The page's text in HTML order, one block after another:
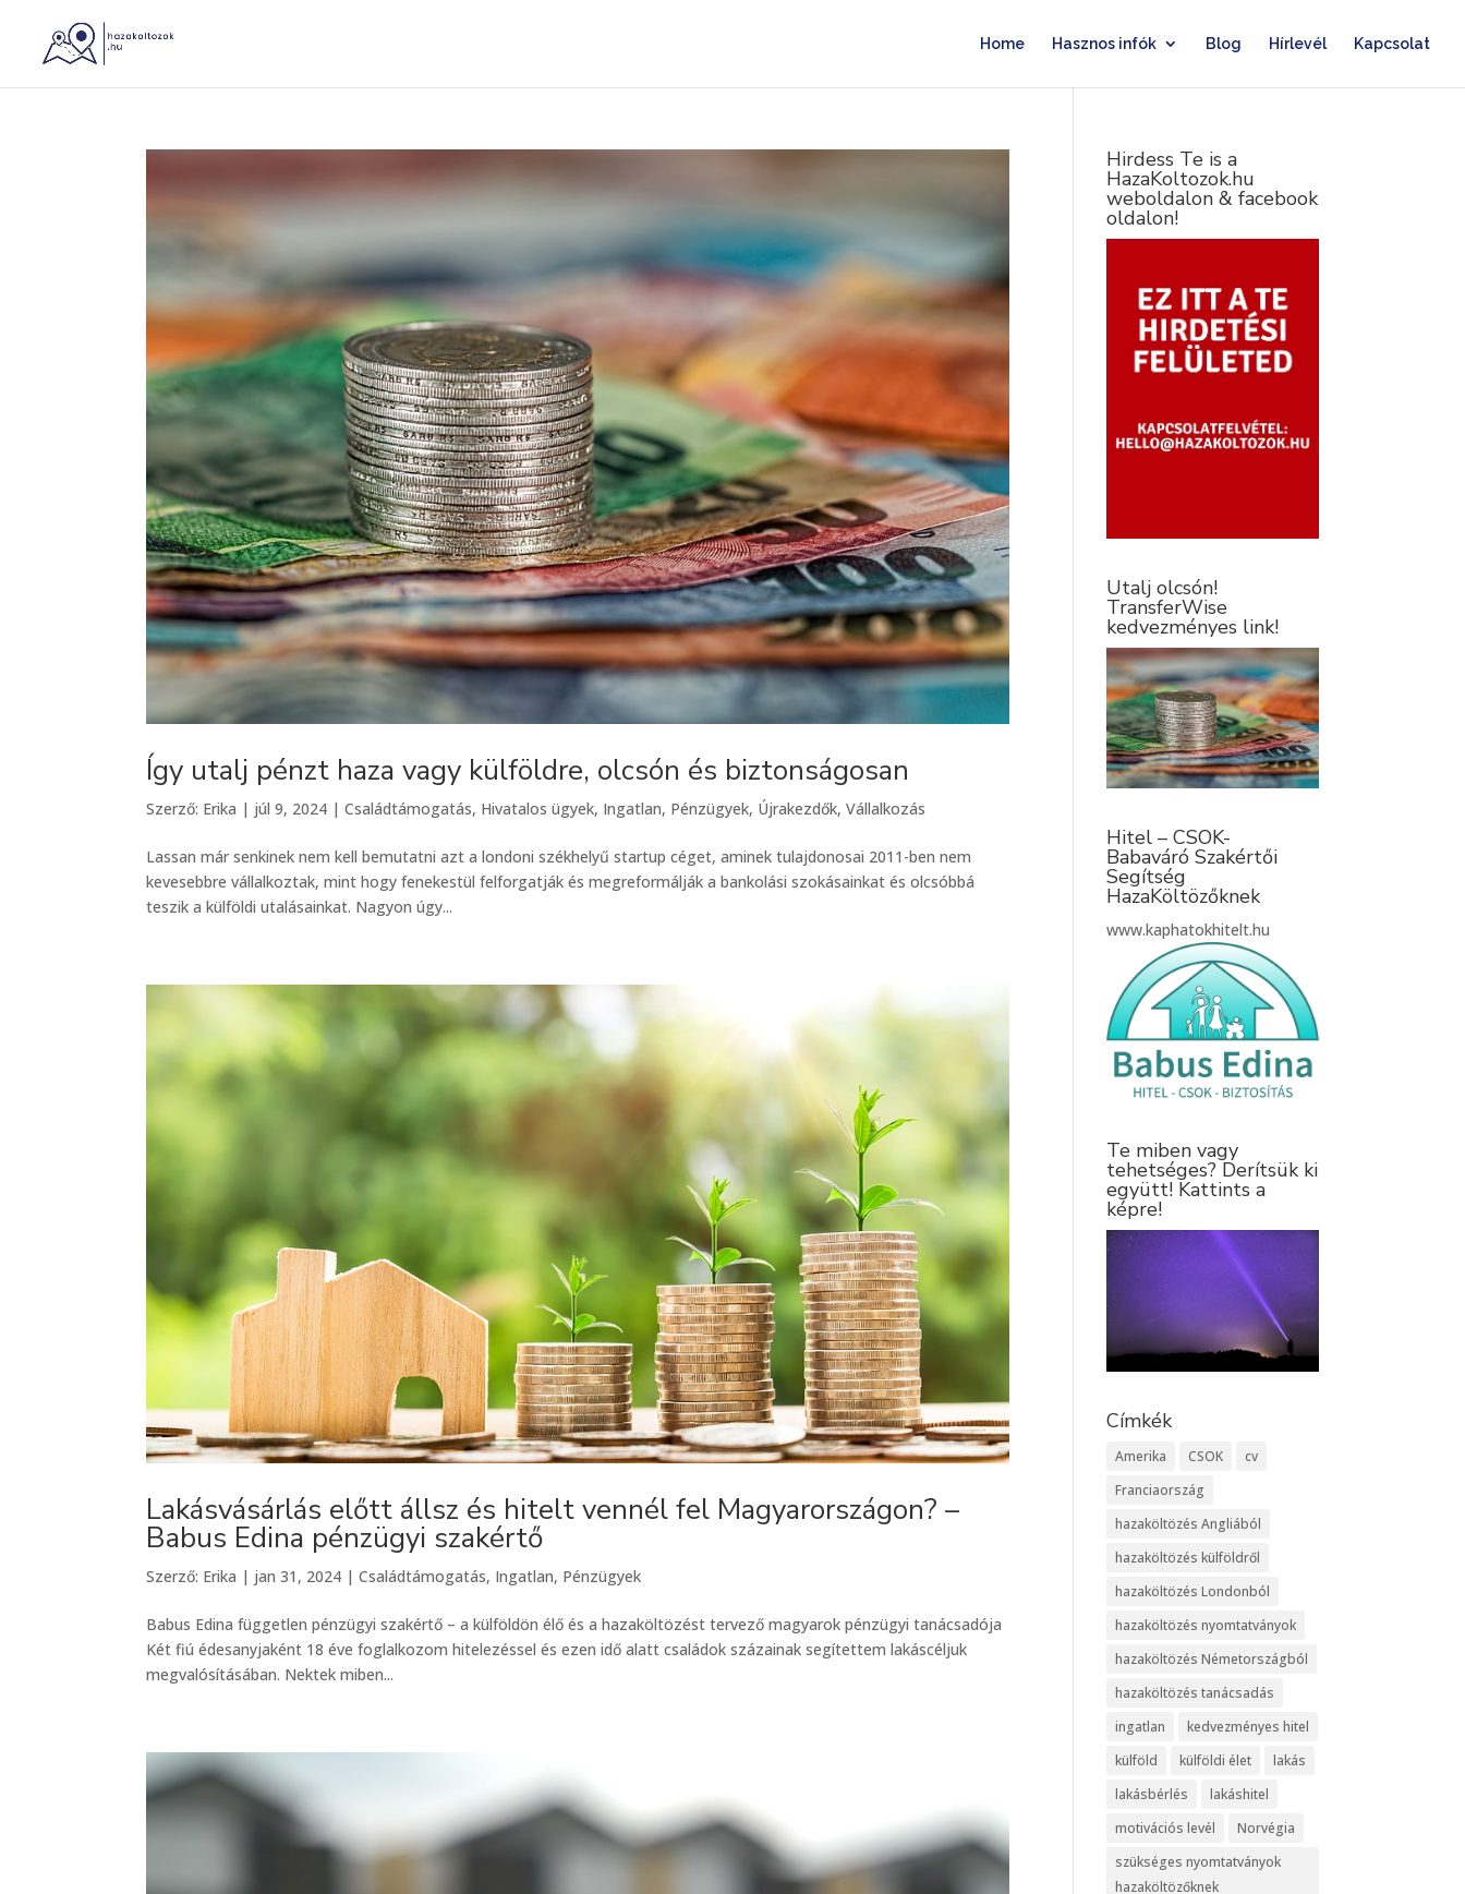
Home Hasznos infók Blog Hírlevél Kapcsolat
Így utalj pénzt haza vagy külföldre, olcsón és biztonságosan
Szerző: Erika | júl 9, 2024 |Családtámogatás, Hivatalos ügyek, Ingatlan, Pénzügyek, Újrakezdők,Vállalkozás
Lassan már senkinek nem kell bemutatni azt a londoni székhelyű startup céget, aminek tulajdonosai 2011-ben nem
kevesebbre vállalkoztak, mint hogy fenekestül felforgatják és megreformálják a bankolási szokásainkat és olcsóbbá
teszik a külföldi utalásainkat. Nagyon úgy...
Lakásvásárlás előtt állsz és hitelt vennél fel Magyarországon? –
Babus Edina pénzügyi szakértő
Szerző: Erika | jan 31, 2024 |Családtámogatás, Ingatlan, Pénzügyek
Babus Edina független pénzügyi szakértő – a külföldön élő és a hazaköltözést tervező magyarok pénzügyi tanácsadója
Két fiú édesanyjaként 18 éve foglalkozom hitelezéssel és ezen idő alatt családok százainak segítettem lakáscéljuk
megvalósításában. Nektek miben...
Hirdess Te is a
HazaKoltozok.hu
weboldalon & facebook
oldalon!
Utalj olcsón!
TransferWise
kedvezményes link!
Hitel – CSOK-
Babaváró Szakértői
Segítség
HazaKöltözőknek
www.kaphatokhitelt.hu
Te miben vagy
tehetséges? Derítsük ki
együtt! Kattints a
képre!
Címkék
Amerika CSOK
cv
Franciaország
hazaköltözés Angliából
hazaköltözés külföldről
hazaköltözés Londonból
hazaköltözés nyomtatványok
hazaköltözés Németországból
hazaköltözés tanácsadás
ingatlan
kedvezményes hitel
külföld
külföldi élet
lakás
lakásbérlés
lakáshitel
motivációs levél
Norvégia
szükséges nyomtatványok
hazaköltözőknek